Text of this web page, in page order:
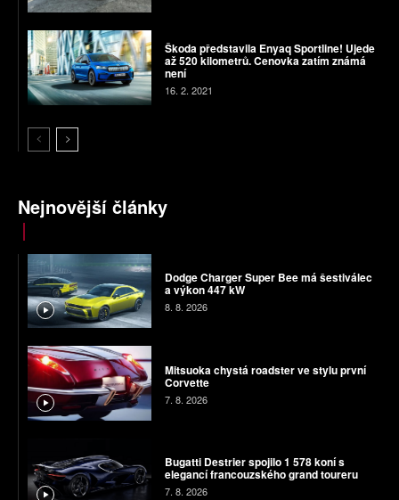
Škoda představila Enyaq Sportline! Ujede
až 520 kilometrů. Cenovka zatím známá
není
16. 2. 2021
Nejnovější články
Dodge Charger Super Bee má šestiválec
a výkon 447 kW
8. 8. 2026
Mitsuoka chystá roadster ve stylu první
Corvette
7. 8. 2026
Bugatti Destrier spojilo 1 578 koní s
elegancí francouzského grand toureru
7. 8. 2026